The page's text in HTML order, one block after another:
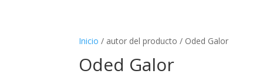
Inicio / autor del producto / Oded Galor
Oded Galor